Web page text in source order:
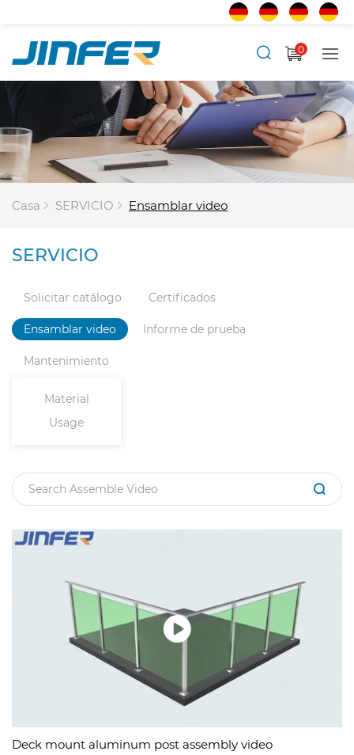
0
Casa SERVICIO Ensamblar video
SERVICIO
Solicitar catálogo Certificados
Ensamblar video Informe de prueba
Mantenimiento
Material
Usage
Deck mount aluminum post assembly video